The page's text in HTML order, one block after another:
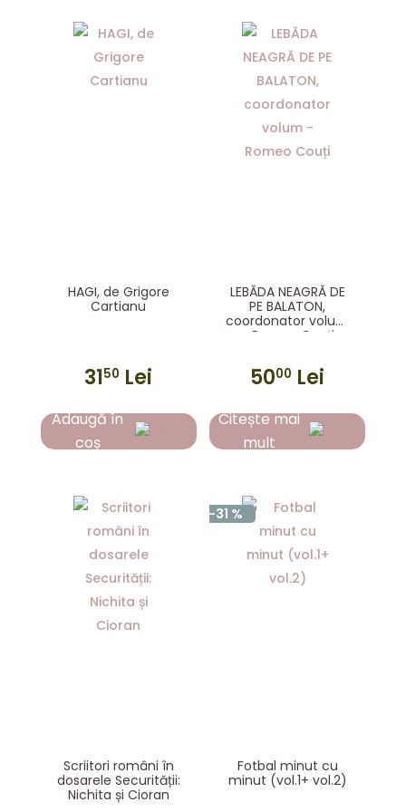
HAGI, de Grigore
Cartianu
3150 Lei
Adaugă în
coș
LEBĂDA NEAGRĂ DE
PE BALATON,
coordonator volum
– Romeo Couți
5000 Lei
Citește mai
mult
Scriitori români în
dosarele Securității:
Nichita și Cioran
-31 %
Fotbal minut cu
minut (vol.1+ vol.2)